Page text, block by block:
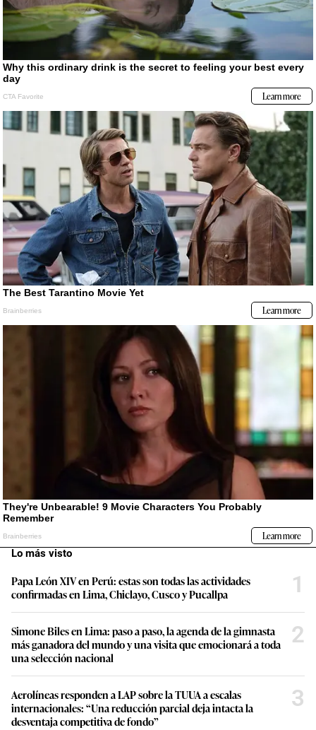
Lo más visto
Papa León XIV en Perú: estas son todas las actividades
confirmadas en Lima, Chiclayo, Cusco y Pucallpa
1
Simone Biles en Lima: paso a paso, la agenda de la gimnasta
más ganadora del mundo y una visita que emocionará a toda
una selección nacional
2
Aerolíneas responden a LAP sobre la TUUA a escalas
internacionales: “Una reducción parcial deja intacta la
desventaja competitiva de fondo”
3